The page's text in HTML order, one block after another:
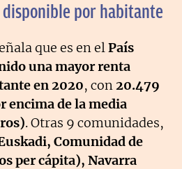
por habitante
que es en elPaís
una mayor renta
en 2020, con20.479
encima de la media
. Otras 9 comunidades,
Comunidad de
per cápita), Navarra